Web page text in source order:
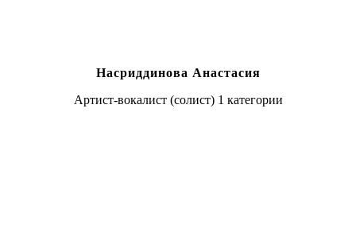
Насриддинова Анастасия
Артист-вокалист (солист) 1 категории